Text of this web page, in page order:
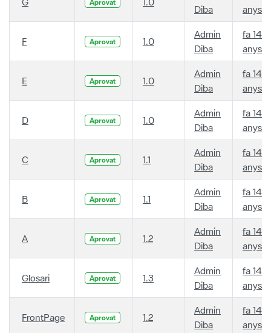
Aprovat
Diba
anys
F Aprovat 1.0
Admin
Diba
fa 14
anys
E Aprovat 1.0
Admin
Diba
fa 14
anys
D Aprovat 1.0
Admin
Diba
fa 14
anys
C Aprovat 1.1
Admin
Diba
fa 14
anys
B Aprovat 1.1
Admin
Diba
fa 14
anys
A Aprovat 1.2
Admin
Diba
fa 14
anys
Glosari Aprovat 1.3
Admin
Diba
fa 14
anys
FrontPage Aprovat 1.2
Admin
Diba
fa 14
anys